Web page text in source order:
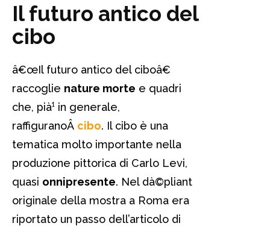
Il futuro antico del
cibo
â€œIl futuro antico del ciboâ€
raccoglie nature morte e quadri
che, pià¹ in generale,
raffiguranoÂ cibo. Il cibo è una
tematica molto importante nella
produzione pittorica di Carlo Levi,
quasi onnipresente. Nel dà©pliant
originale della mostra a Roma era
riportato un passo dell’articolo di